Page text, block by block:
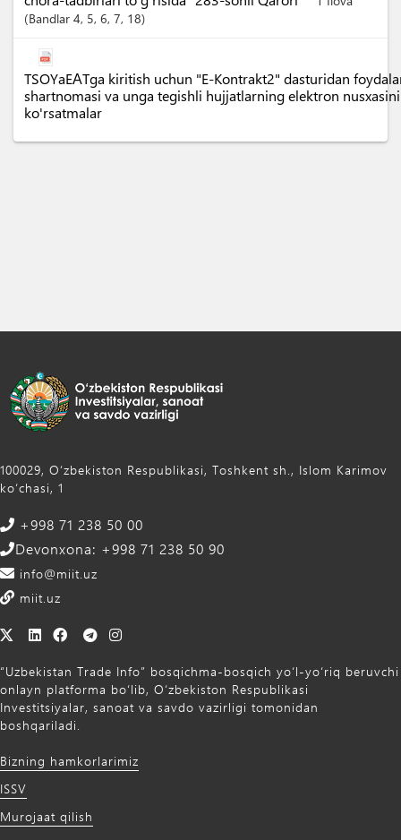
Bandlar 4, 5, 6, 7, 18
TSOYaEАTga kiritish uchun "E-Kontrakt2" dasturidan
shartnomasi va unga tegishli hujjatlarning elektron
ko'rsatmalar
100029, Oʻzbekiston Respublikasi, Toshkent sh., Islom Karimov
ko‘chasi, 1
+998 71 238 50 00
Devonxona: +998 71 238 50 90
info@miit.uz
miit.uz
“Uzbekistan Trade Info” bosqichma-bosqich yo‘l-yo‘riq beruvchi
onlayn platforma bo‘lib, O‘zbekiston Respublikasi
Investitsiyalar, sanoat va savdo vazirligi tomonidan
boshqariladi.
Bizning hamkorlarimiz
ISSV
Murojaat qilish